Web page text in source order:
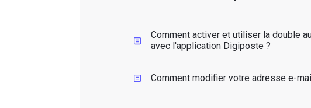
Comment activer et utiliser la double
avec l'application Digiposte ?​
Comment modifier votre adresse e-